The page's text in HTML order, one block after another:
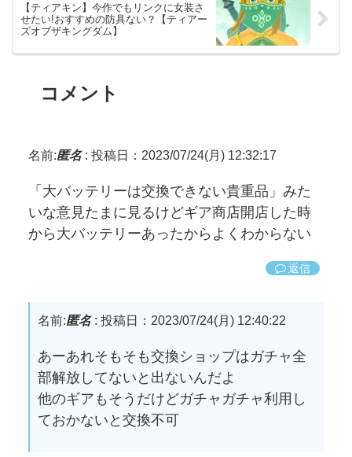
【ティアキン】今作でもリンクに女装さ
せたい!おすすめの防具ない？【ティアー
ズオブザキングダム】
コメント
名前:匿名: 投稿日：2023/07/24(月) 12:32:17
「大バッテリーは交換できない貴重品」みた
いな意見たまに見るけどギア商店開店した時
から大バッテリーあったからよくわからない
返信
名前:匿名: 投稿日：2023/07/24(月) 12:40:22
あーあれそもそも交換ショップはガチャ全
部解放してないと出ないんだよ
他のギアもそうだけどガチャガチャ利用し
ておかないと交換不可